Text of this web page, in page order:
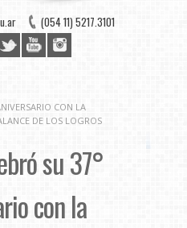
(054 11) 5217.3101
CON LA
DE LOS LOGROS
su 37°
con la